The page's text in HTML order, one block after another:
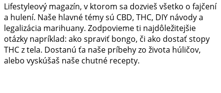
Lifestyleový magazín, v ktorom sa dozvieš všetko o fajčení
a hulení. Naše hlavné témy sú CBD, THC, DIY návody a
legalizácia marihuany. Zodpovieme ti najdôležitejšie
otázky napríklad: ako spraviť bongo, či ako dostať stopy
THC z tela. Dostanú ťa naše príbehy zo života húličov,
alebo vyskúšaš naše chutné recepty.